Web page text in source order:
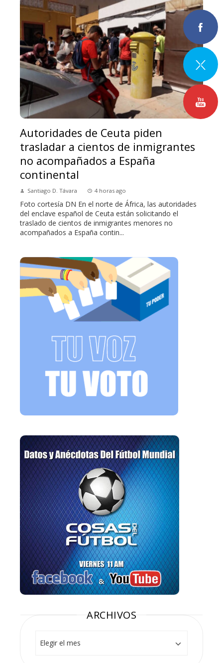
Autoridades de Ceuta piden
trasladar a cientos de inmigrantes
no acompañados a España
continental
Santiago D. Távara 4 horas ago
Foto cortesía DN En el norte de África, las autoridades
del enclave español de Ceuta están solicitando el
traslado de cientos de inmigrantes menores no
acompañados a España contin...
ARCHIVOS